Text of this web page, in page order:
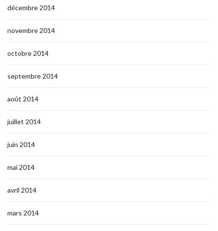
décembre 2014
novembre 2014
octobre 2014
septembre 2014
août 2014
juillet 2014
juin 2014
mai 2014
avril 2014
mars 2014